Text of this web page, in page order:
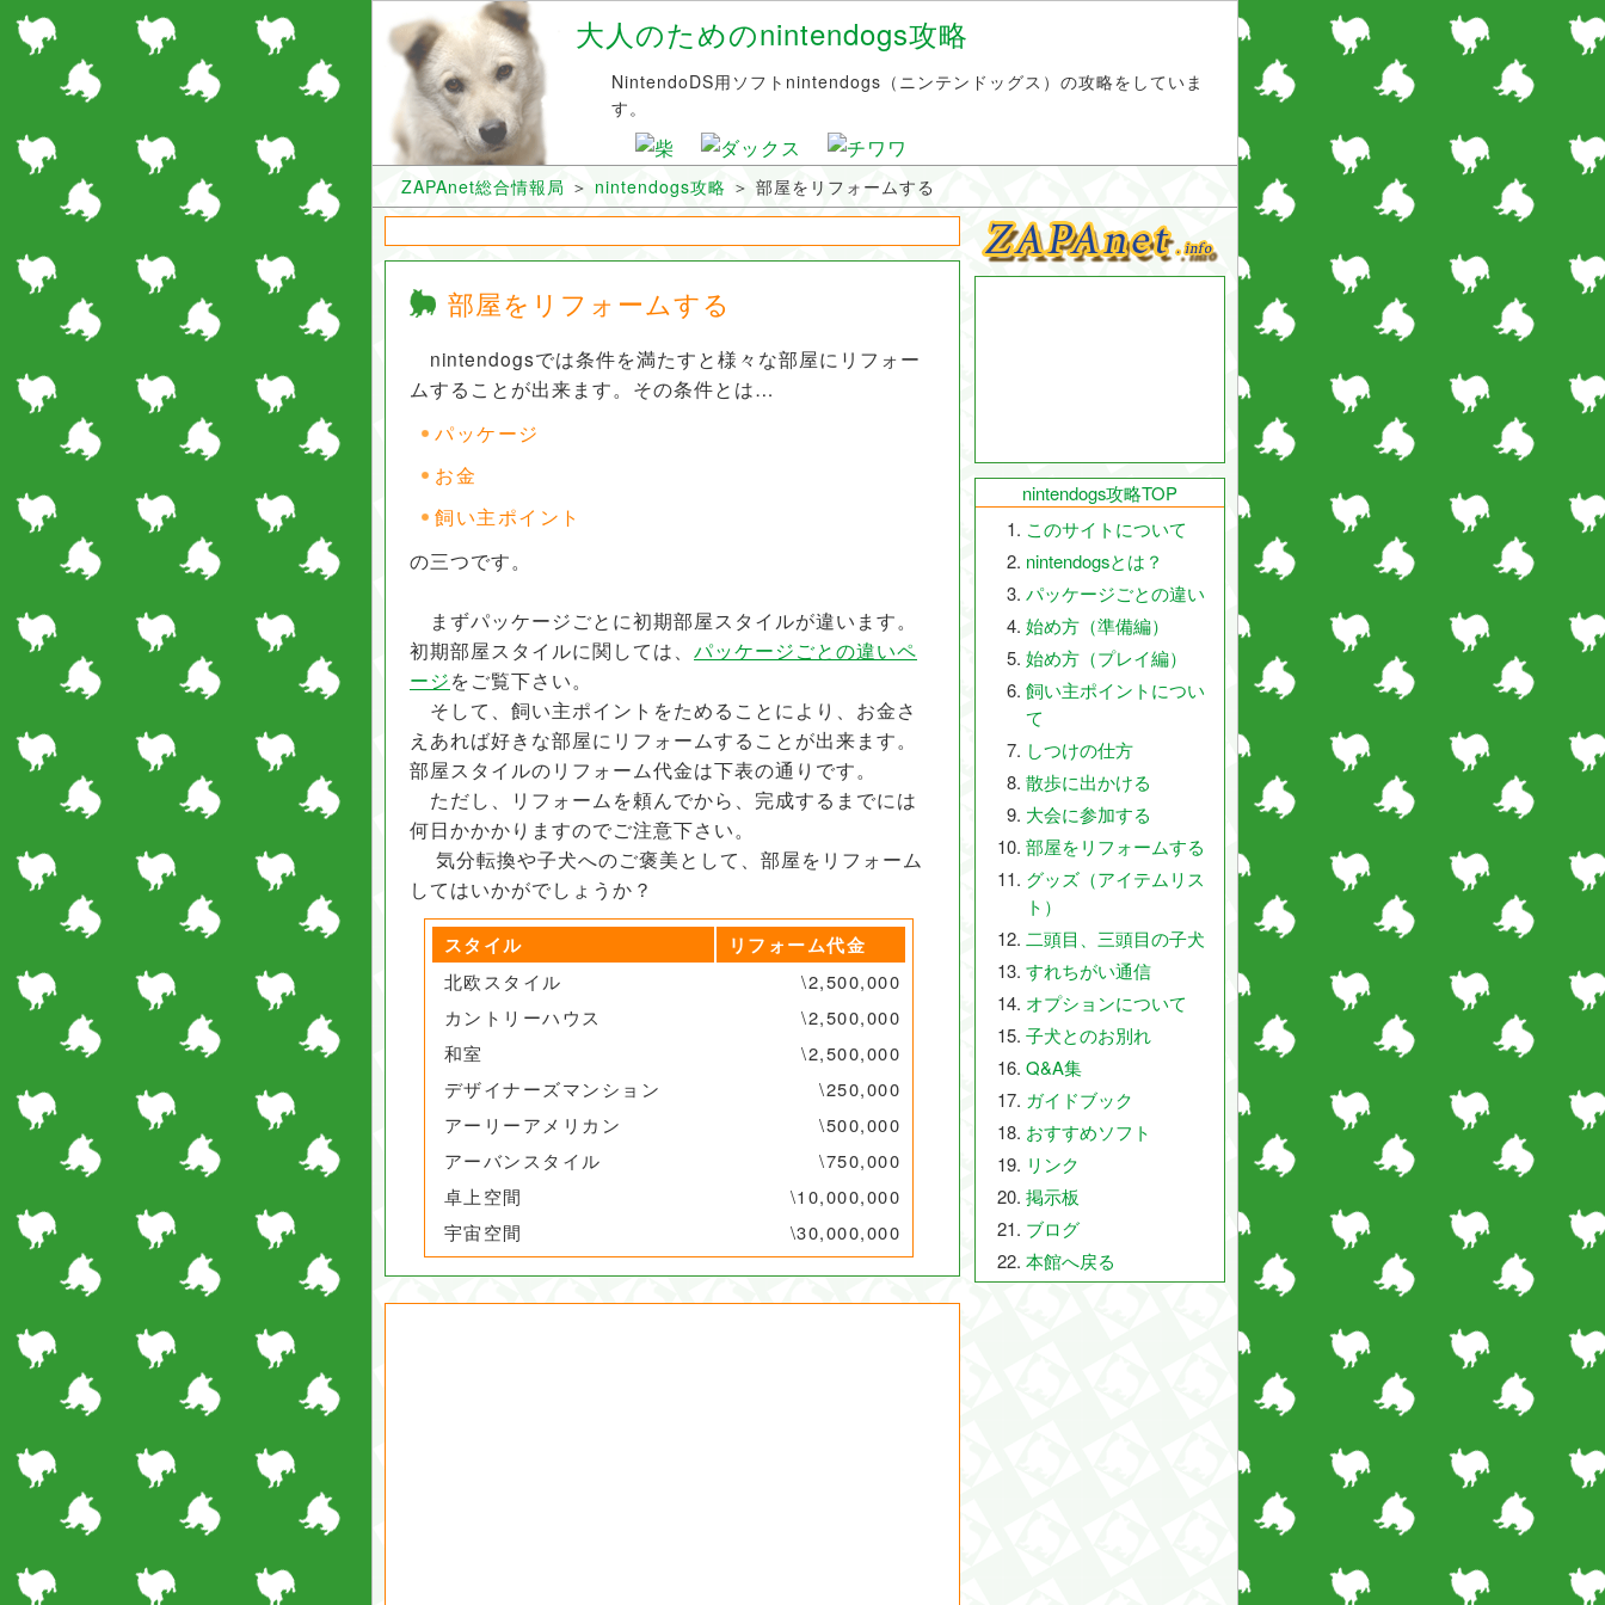
大人のためのnintendogs攻略
NintendoDS用ソフトnintendogs（ニンテンドッグス）の攻略をしていま
す。
ZAPAnet総合情報局 ＞ nintendogs攻略 ＞ 部屋をリフォームする
部屋をリフォームする
nintendogsでは条件を満たすと様々な部屋にリフォー
ムすることが出来ます。その条件とは…
パッケージ
お金
飼い主ポイント
の三つです。
まずパッケージごとに初期部屋スタイルが違います。
初期部屋スタイルに関しては、 パッケージごとの違いペ
ージをご覧下さい。
そして、飼い主ポイントをためることにより、お金さ
えあれば好きな部屋にリフォームすることが出来ます。
部屋スタイルのリフォーム代金は下表の通りです。
ただし、リフォームを頼んでから、完成するまでには
何日かかかりますのでご注意下さい。
気分転換や子犬へのご褒美として、部屋をリフォーム
してはいかがでしょうか？
スタイル リフォーム代金
北欧スタイル
\2,500,000
カントリーハウス
\2,500,000
和室
\2,500,000
デザイナーズマンション
\250,000
アーリーアメリカン
\500,000
アーバンスタイル
\750,000
卓上空間
\10,000,000
宇宙空間
\30,000,000
nintendogs攻略TOP
このサイトについて
nintendogsとは？
パッケージごとの違い
始め方（準備編）
始め方（プレイ編）
飼い主ポイントについ
て
しつけの仕方
散歩に出かける
大会に参加する
部屋をリフォームする
グッズ（アイテムリス
ト）
二頭目、三頭目の子犬
すれちがい通信
オプションについて
子犬とのお別れ
Q&A集
ガイドブック
おすすめソフト
リンク
掲示板
ブログ
本館へ戻る